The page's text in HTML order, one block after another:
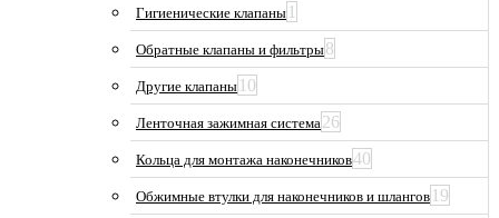
Гигиенические клапаны 1
Обратные клапаны и фильтры8
Другие клапаны 10
Ленточная зажимная система26
Кольца для монтажа наконечников40
Обжимные втулки для наконечников и шлангов 19